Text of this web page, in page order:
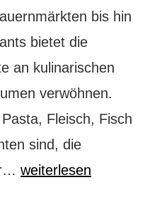
bis hin
bietet die
an kulinarischen
verwöhnen.
Fleisch, Fisch
sind, die
Kulinarische
weiterlesen